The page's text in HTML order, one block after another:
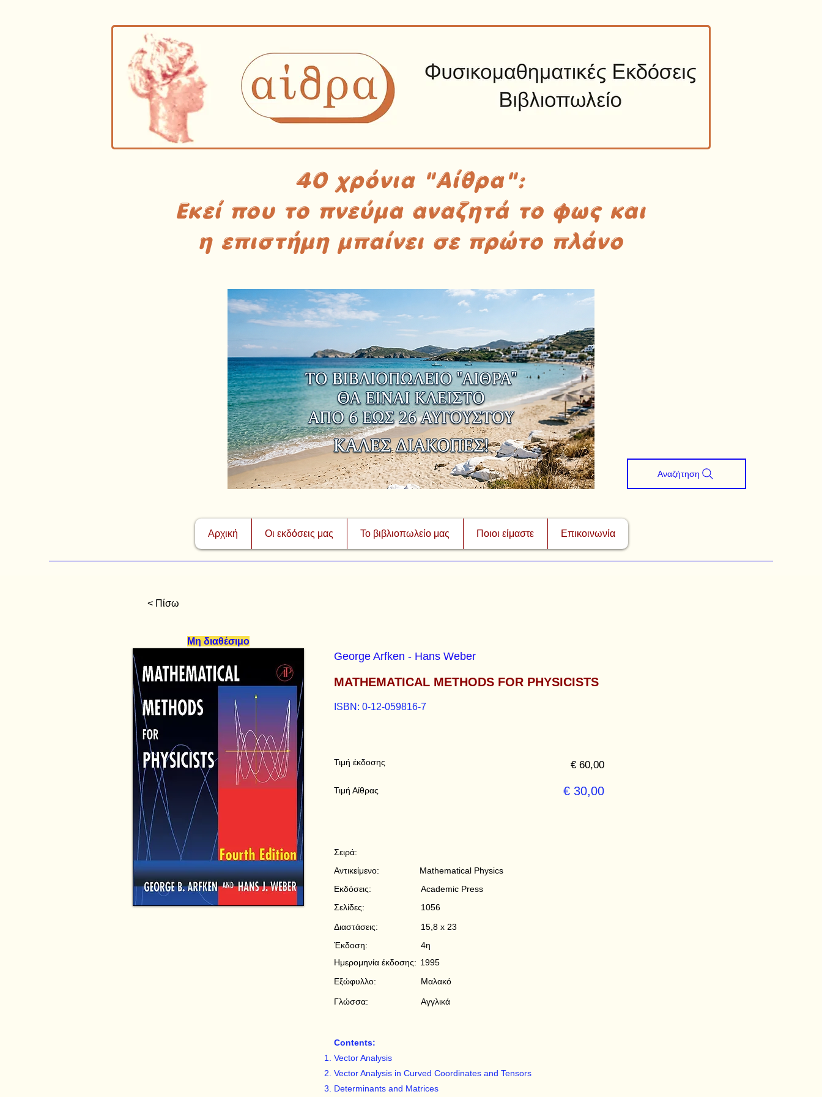
40 χρόνια "Αίθρα":
Εκεί που το πνεύμα αναζητά το φως και
η επιστήμη μπαίνει σε πρώτο πλάνο
Αρχική Οι εκδόσεις μας Το βιβλιοπωλείο μας Ποιοι είμαστε Επικοινωνία
Αναζήτηση
< Πίσω
Μη διαθέσιμο
George Arfken - Hans Weber
MATHEMATICAL METHODS FOR PHYSICISTS
ISBN: 0-12-059816-7
Τιμή έκδοσης
Τιμή Αίθρας
€ 60,00
€ 30,00
Mathematical Physics
Academic Press
1056
15,8 x 23
4η
1995
Μαλακό
Αγγλικά
Σειρά:
Αντικείμενο:
Εκδόσεις:
Σελίδες:
Διαστάσεις:
Έκδοση:
Ημερομηνία έκδοσης:
Εξώφυλλο:
Γλώσσα:
Contents:
Vector Analysis
Vector Analysis in Curved Coordinates and Tensors
Determinants and Matrices